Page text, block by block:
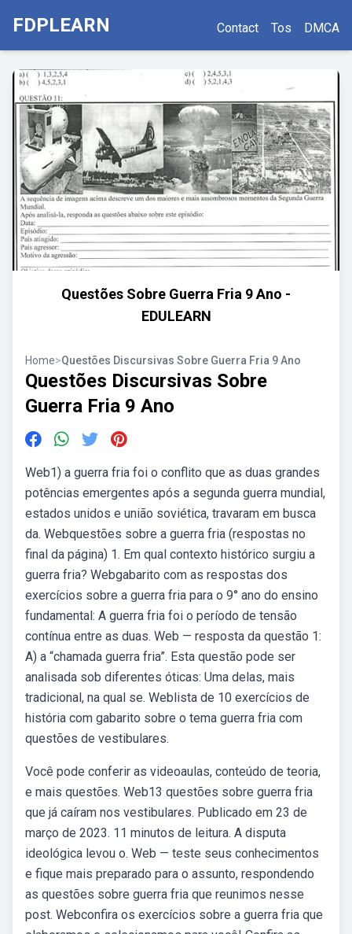
FDPLEARN Contact Tos DMCA
Questões Sobre Guerra Fria 9 Ano -
EDULEARN
Home>Questões Discursivas Sobre Guerra Fria 9 Ano
Questões Discursivas Sobre
Guerra Fria 9 Ano
Web1) a guerra fria foi o conflito que as duas grandes
potências emergentes após a segunda guerra mundial,
estados unidos e união soviética, travaram em busca
da. Webquestões sobre a guerra fria (respostas no
final da página) 1. Em qual contexto histórico surgiu a
guerra fria? Webgabarito com as respostas dos
exercícios sobre a guerra fria para o 9° ano do ensino
fundamental: A guerra fria foi o período de tensão
contínua entre as duas. Web — resposta da questão 1:
A) a “chamada guerra fria”. Esta questão pode ser
analisada sob diferentes óticas: Uma delas, mais
tradicional, na qual se. Weblista de 10 exercícios de
história com gabarito sobre o tema guerra fria com
questões de vestibulares.
Você pode conferir as videoaulas, conteúdo de teoria,
e mais questões. Web13 questões sobre guerra fria
que já caíram nos vestibulares. Publicado em 23 de
março de 2023. 11 minutos de leitura. A disputa
ideológica levou o. Web — teste seus conhecimentos
e fique mais preparado para o assunto, respondendo
as questões sobre guerra fria que reunimos nesse
post. Webconfira os exercícios sobre a guerra fria que